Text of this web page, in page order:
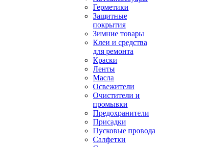
Герметики
Защитные
покрытия
Зимние товары
Клеи и средства
для ремонта
Краски
Ленты
Масла
Освежители
Очистители и
промывки
Предохранители
Присадки
Пусковые провода
Салфетки